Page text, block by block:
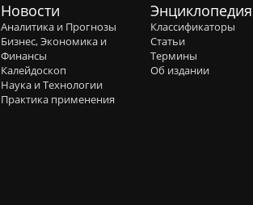
Новости
Аналитика и Прогнозы
Бизнес, Экономика и
Финансы
Калейдоскоп
Наука и Технологии
Практика применения
Энциклопедия
Классификаторы
Статьи
Термины
Об издании